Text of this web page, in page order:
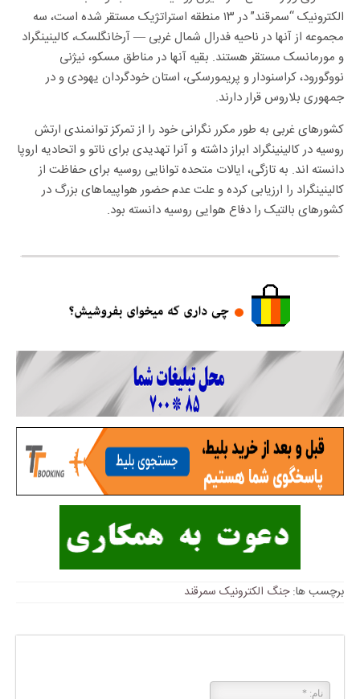
الکترونیک “سمرقند” در ۱۳ منطقه استراتژیک مستقر شده است، سه
مجموعه از آنها در ناحیه فدرال شمال غربی — آرخانگلسک، کالینینگراد
و مورمانسک مستقر هستند. بقیه آنها در مناطق مسکو، نیژنی
نووگورود، کراسنودار و پریمورسکی، استان خودگردان یهودی و در
جمهوری بلاروس قرار دارند.
کشورهای غربی به طور مکرر نگرانی خود را از تمرکز توانمندی ارتش
روسیه در کالینینگراد ابراز داشته و آنرا تهدیدی برای ناتو و اتحادیه اروپا
دانسته اند. به تازگی، ایالات متحده توانایی روسیه برای حفاظت از
کالینینگراد را ارزیابی کرده و علت عدم حضور هواپیماهای بزرگ در
کشورهای بالتیک را دفاع هوایی روسیه دانسته بود.
برچسب ها:جنگ الکترونیک سمرقند